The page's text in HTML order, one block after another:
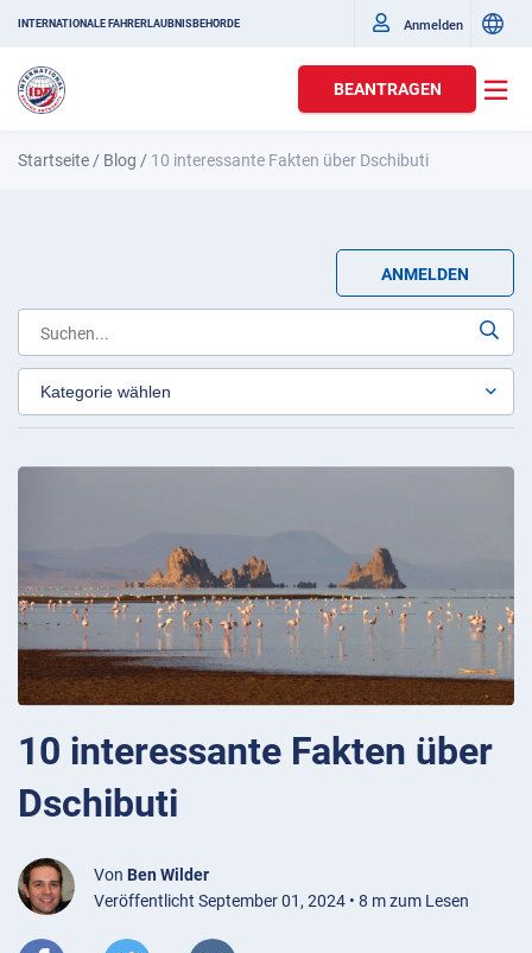
INTERNATIONALE FAHRERLAUBNISBEHÖRDE Anmelden
BEANTRAGEN
Startseite / Blog / 10 interessante Fakten über Dschibuti
ANMELDEN
10 interessante Fakten über
Dschibuti
Von Ben Wilder
Veröffentlicht September 01, 2024 • 8 m zum Lesen